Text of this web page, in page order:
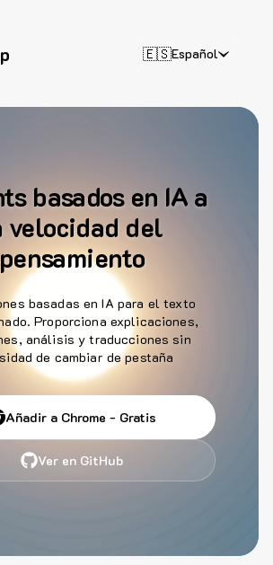
🇪🇸Español
basados en IA a
velocidad del
pensamiento
basadas en IA para el texto
Proporciona explicaciones,
análisis y traducciones sin
de cambiar de pestaña
Añadir a Chrome - Gratis
Ver en GitHub